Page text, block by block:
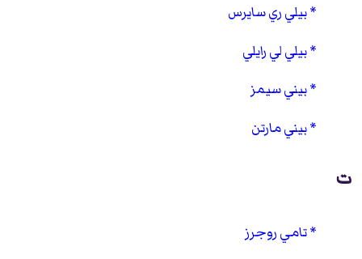
بيلي ري سايرس
بيلي لي رايلي
بيني سيمز
بيني مارتن
ت
تامي روجرز